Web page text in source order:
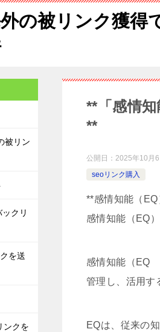
の被リンク獲得
**「感情
**
公開日： 2025年10月6
seoリンク購入
**感情知能（
感情知能（EQ
感情知能（EQ
管理し、活用す
EQは、従来の
被リン
クリ
を送
ンクを